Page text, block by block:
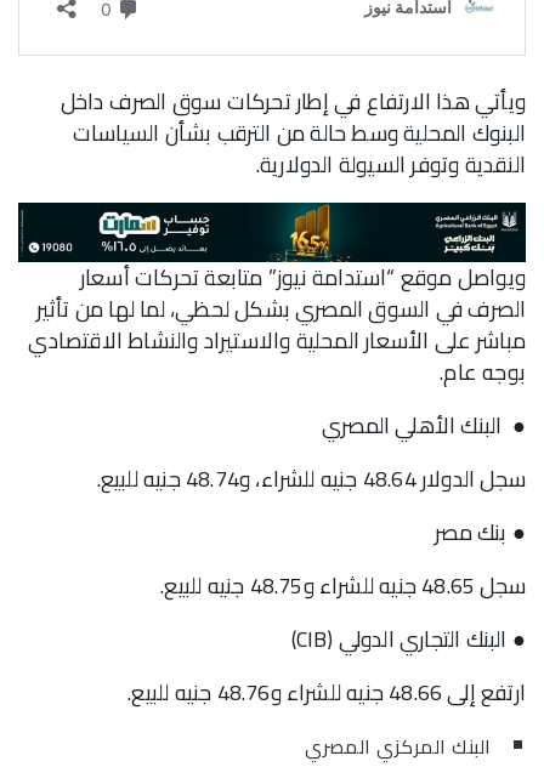
ويأتي هذا الارتفاع في إطار تحركات سوق الصرف داخل
البنوك المحلية وسط حالة من الترقب بشأن السياسات
النقدية وتوفر السيولة الدولارية.
ويواصل موقع “استدامة نيوز” متابعة تحركات أسعار
الصرف في السوق المصري بشكل لحظي، لما لها من تأثير
مباشر على الأسعار المحلية والاستيراد والنشاط الاقتصادي
بوجه عام.
● البنك الأهلي المصري
سجل الدولار 48.64 جنيه للشراء، و48.74 جنيه للبيع.
● بنك مصر
سجل 48.65 جنيه للشراء و48.75 جنيه للبيع.
● البنك التجاري الدولي (CIB)
ارتفع إلى 48.66 جنيه للشراء و48.76 جنيه للبيع.
البنك المركزي المصري